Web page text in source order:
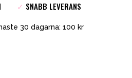
✓ SNABB LEVERANS
30 dagarna: 100 kr